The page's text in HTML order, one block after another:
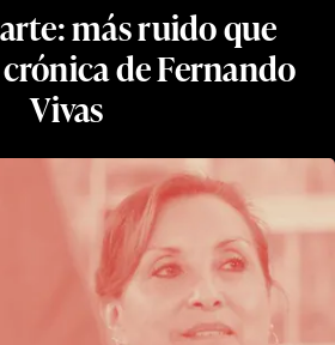
más ruido que
de Fernando
Vivas